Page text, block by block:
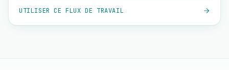
UTILISER CE FLUX DE TRAVAIL